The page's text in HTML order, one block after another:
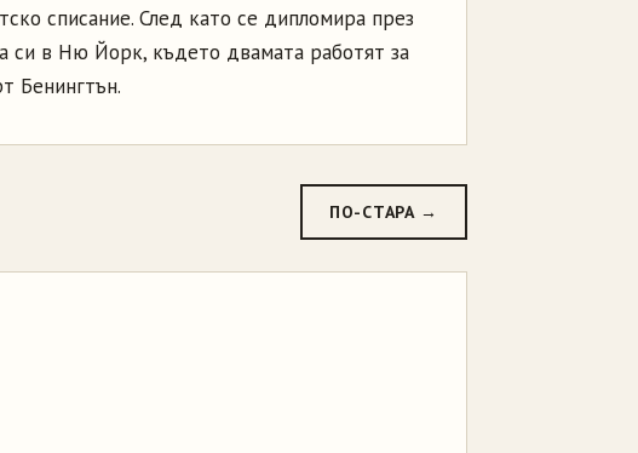
списание. След като се дипломира през
си в Ню Йорк, където двамата работят за
Бенингтън.
ПО-СТАРА →